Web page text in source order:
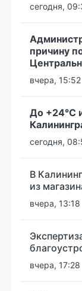
сегодня,
причину
вчера, 15:52
До +24°С
сегодня,
В
из
вчера, 13:18
вчера, 17:28